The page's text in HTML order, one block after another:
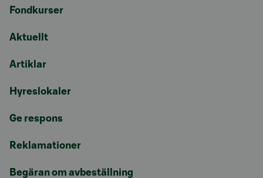
Fondkurser
Aktuellt
Artiklar
Hyreslokaler
Ge respons
Reklamationer
Begäran om avbeställning